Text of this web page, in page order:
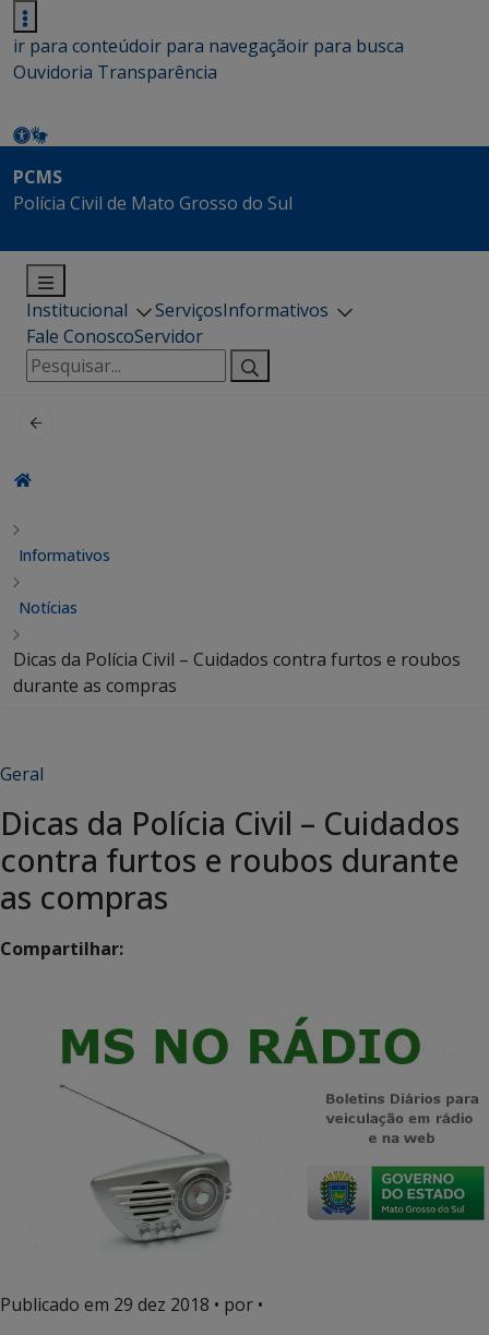
ir para conteúdoir para navegaçãoir para busca
Ouvidoria Transparência
PCMS
Polícia Civil de Mato Grosso do Sul
Institucional ServiçosInformativos
Fale ConoscoServidor
Pesquisar
por:
Informativos
Notícias
Dicas da Polícia Civil – Cuidados contra furtos e roubos
durante as compras
Geral
Dicas da Polícia Civil – Cuidados
contra furtos e roubos durante
as compras
Compartilhar:
Publicado em 29 dez 2018 • por •